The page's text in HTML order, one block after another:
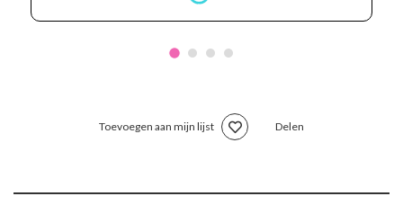
Toevoegen aan mijn lijst Delen